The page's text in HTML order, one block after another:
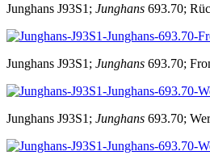
Junghans J93S1; Junghans 693.70;
Junghans J93S1; Junghans 693.70;
Junghans J93S1; Junghans 693.70;